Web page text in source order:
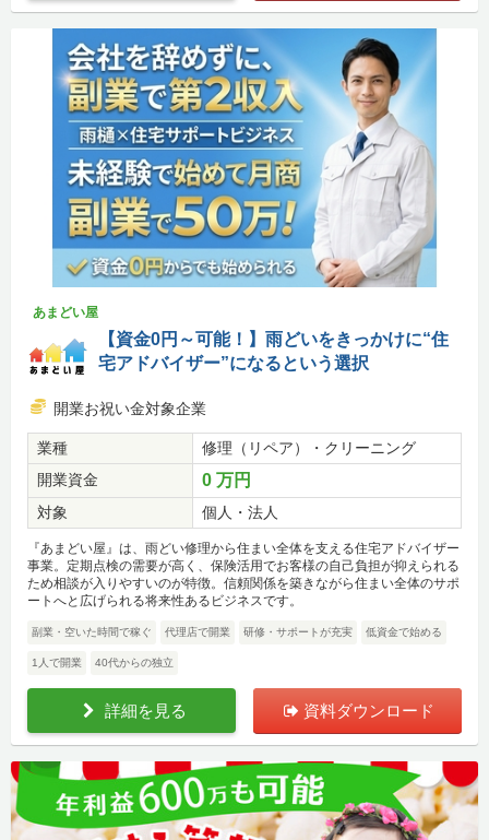
あまどい屋
【資金0円～可能！】雨どいをきっかけに“住
宅アドバイザー”になるという選択
開業お祝い金対象企業
業種
修理（リペア）・クリーニング
開業資金
0 万円
対象 個人・法人
『あまどい屋』は、雨どい修理から住まい全体を支える住宅アドバイザー
事業。定期点検の需要が高く、保険活用でお客様の自己負担が抑えられる
ため相談が入りやすいのが特徴。信頼関係を築きながら住まい全体のサポ
ートへと広げられる将来性あるビジネスです。
副業・空いた時間で稼ぐ 代理店で開業 研修・サポートが充実 低資金で始める
1人で開業 40代からの独立
詳細を見る 資料ダウンロード